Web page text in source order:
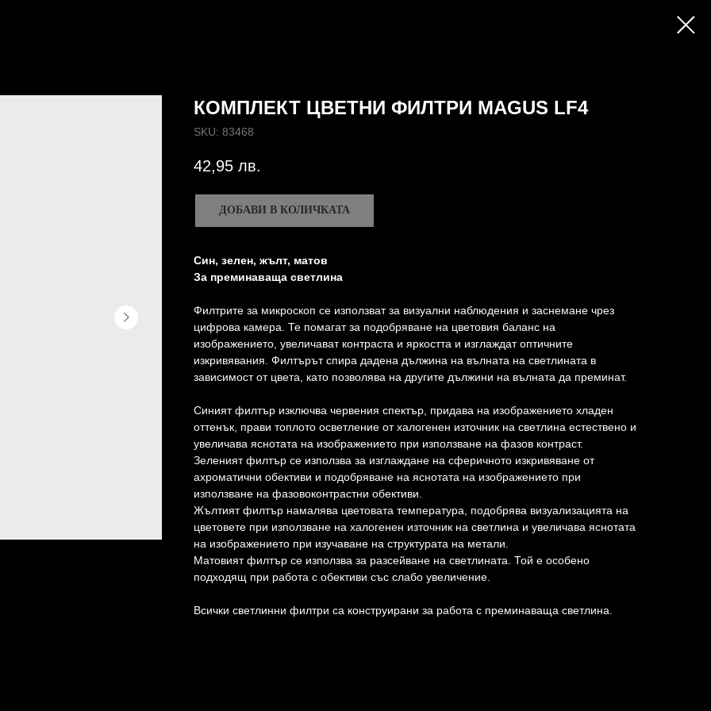
КОМПЛЕКТ ЦВЕТНИ ФИЛТРИ MAGUS LF4
SKU: 83468
42,95 лв.
ДОБАВИ В КОЛИЧКАТА
Син, зелен, жълт, матов
За преминаваща светлина
Филтрите за микроскоп се използват за визуални наблюдения и заснемане чрез
цифрова камера. Те помагат за подобряване на цветовия баланс на
изображението, увеличават контраста и яркостта и изглаждат оптичните
изкривявания. Филтърът спира дадена дължина на вълната на светлината в
зависимост от цвета, като позволява на другите дължини на вълната да преминат.
Синият филтър изключва червения спектър, придава на изображението хладен
оттенък, прави топлото осветление от халогенен източник на светлина естествено и
увеличава яснотата на изображението при използване на фазов контраст.
Зеленият филтър се използва за изглаждане на сферичното изкривяване от
ахроматични обективи и подобряване на яснотата на изображението при
използване на фазовоконтрастни обективи.
Жълтият филтър намалява цветовата температура, подобрява визуализацията на
цветовете при използване на халогенен източник на светлина и увеличава яснотата
на изображението при изучаване на структурата на метали.
Матовият филтър се използва за разсейване на светлината. Той е особено
подходящ при работа с обективи със слабо увеличение.
Всички светлинни филтри са конструирани за работа с преминаваща светлина.